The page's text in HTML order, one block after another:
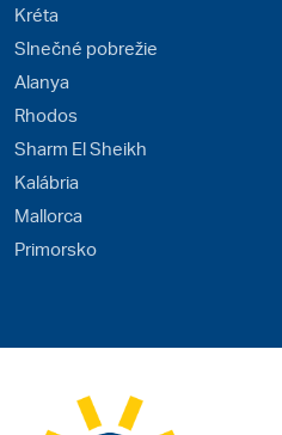
Kréta
Slnečné pobrežie
Alanya
Rhodos
Sharm El Sheikh
Kalábria
Mallorca
Primorsko